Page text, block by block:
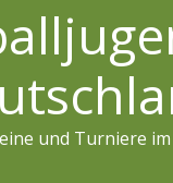
und Turniere